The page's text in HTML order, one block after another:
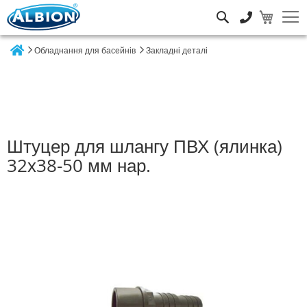
Обладнання для басейнів Закладні деталі
Штуцер для шлангу ПВХ (ялинка)
32х38-50 мм нар.